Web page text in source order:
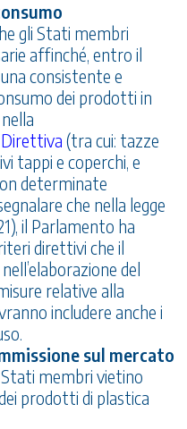
gli Stati membri
affinché, entro il
consistente e
dei prodotti in
Direttiva (tra cui: tazze
tappi e coperchi, e
determinate
che nella legge
il Parlamento ha
direttivi che il
del
relative alla
includere anche i
sul mercato
membri vietino
prodotti di plastica